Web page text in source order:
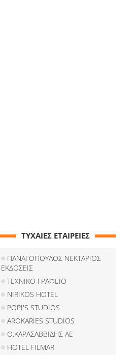
ΤΥΧΑΙΕΣ ΕΤΑΙΡΕΙΕΣ
ΠΑΝΑΓΟΠΟΥΛΟΣ ΝΕΚΤΑΡΙΟΣ
ΕΚΔΟΣΕΙΣ
ΤΕΧΝΙΚΟ ΓΡΑΦΕΙΟ
NIRIKOS HOTEL
POPI'S STUDIOS
AROKARIES STUDIOS
Θ.ΚΑΡΑΣΑΒΒΙΔΗΣ ΑΕ
HOTEL FILMAR